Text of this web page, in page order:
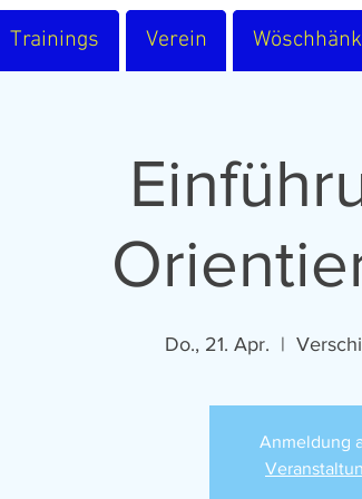
Trainings Verein
Do., 21. Apr.
  |
Anmeldung